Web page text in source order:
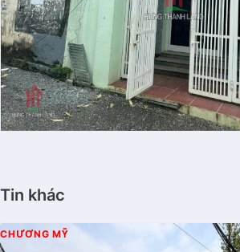
Tin khác
CHƯƠNG MỸ